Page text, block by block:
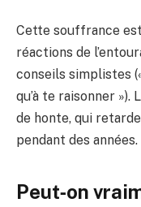
Cette souffrance
réactions de
conseils simplistes («
qu’à te raisonner
de honte, qui
pendant des années.
Peut‑on